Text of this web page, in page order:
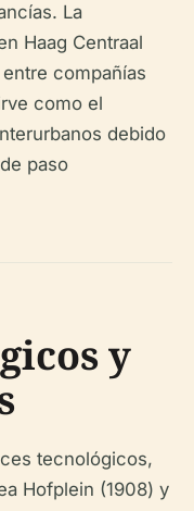
La
Haag Centraal
compañías
como el
debido
paso
y
tecnológicos,
Hofplein (1908) y